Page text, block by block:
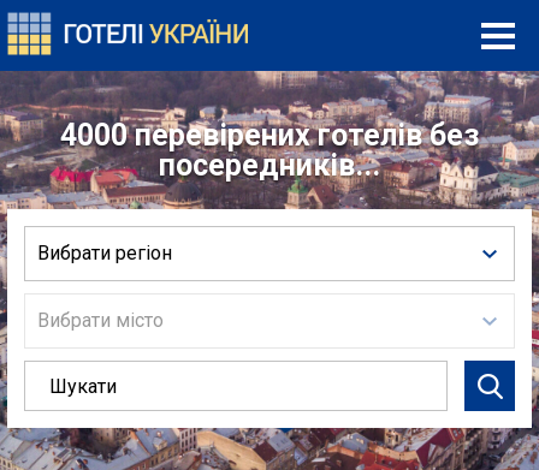
4000 перевірених готелів без
посередників...
Вибрати регіон
Вибрати місто